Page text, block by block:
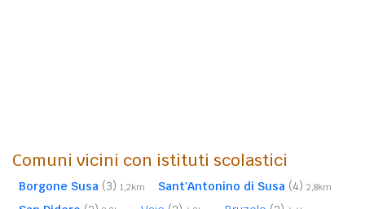
Comuni vicini con istituti scolastici
Borgone Susa (3) 1,2km Sant'Antonino di Susa (4) 2,8km